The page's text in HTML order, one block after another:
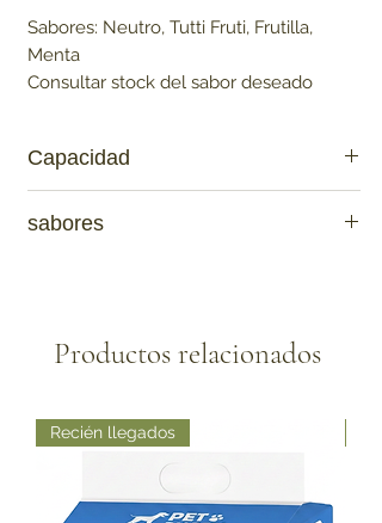
Sabores: Neutro, Tutti Fruti, Frutilla,
Menta
Consultar stock del sabor deseado
Capacidad
sabores
Productos relacionados
Recién llegados